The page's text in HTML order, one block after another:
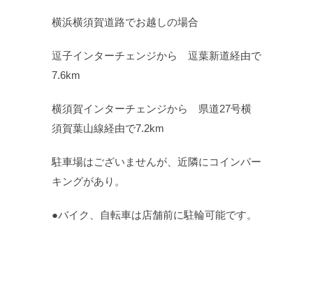
横浜横須賀道路でお越しの場合
逗子インターチェンジから 逗葉新道経由で
7.6km
横須賀インターチェンジから 県道27号横
須賀葉山線経由で7.2km
駐車場はございませんが、近隣にコインパー
キングがあり。
●バイク、自転車は店舗前に駐輪可能です。